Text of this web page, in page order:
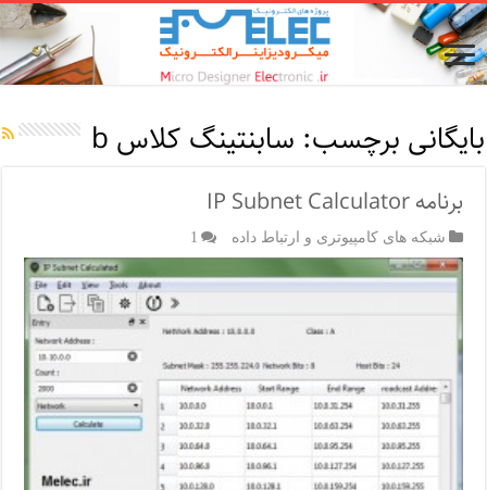
بایگانی برچسب: سابنتینگ کلاس b
برنامه IP Subnet Calculator
شبکه های کامپیوتری و ارتباط داده 1